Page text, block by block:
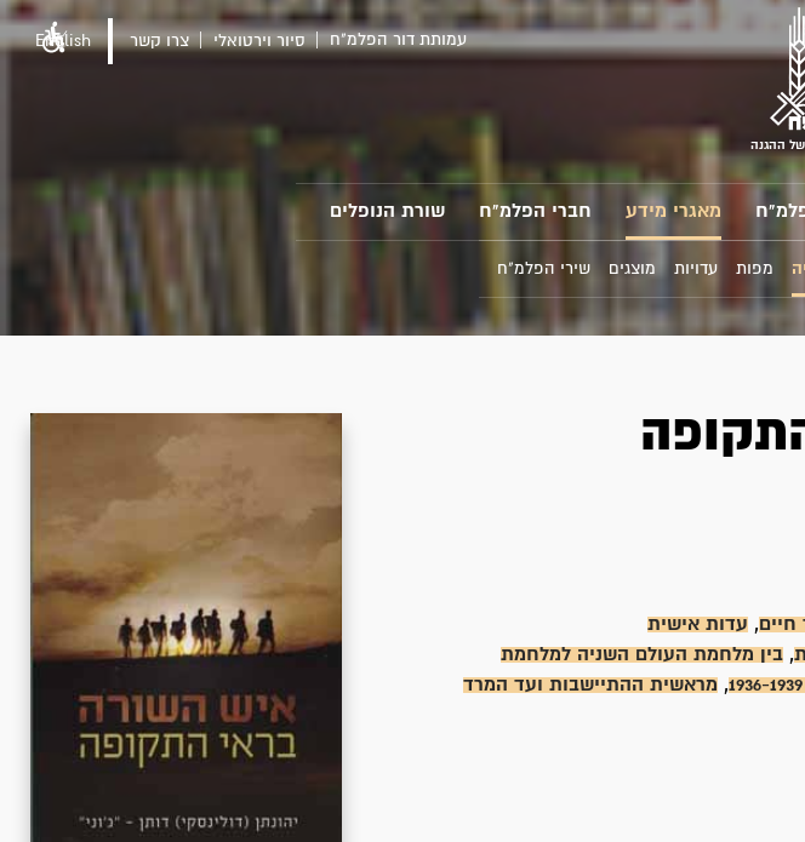
של ההגנה
עמותת דור הפלמ"ח סיור וירטואלי צרו קשר English
מאגרי מידע חברי הפלמ"ח שורת הנופלים
מפות עדויות מוצגים שירי הפלמ"ח
חיים, עדות אישית
, בין מלחמת העולם השניה למלחמת
, מראשית ההתיישבות ועד המרד